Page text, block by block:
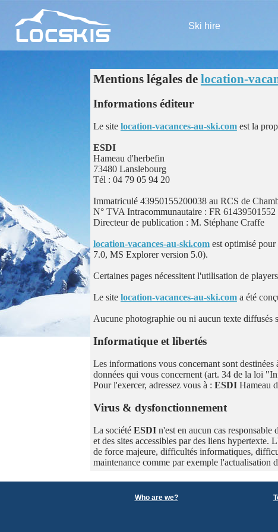
Ski hire
Mentions légales de location-
Informations éditeur
Le site location-vacances-au-ski.comest la
ESDI
Hameau d'herbefin
73480 Lanslebourg
Tél : 04 79 05 94 20
Immatriculé 43950155200038 au RCS de
N° TVA Intracommunautaire : FR 61439501552
Directeur de publication : M. Stéphane Craffe
location-vacances-au-ski.comest optimisé pour
7.0, MS Explorer version 5.0).
Certaines pages nécessitent l'utilisation de
Le site location-vacances-au-ski.coma été
Aucune photographie ou ni aucun texte diffusés
Informatique et libertés
Les informations vous concernant sont destinées
données qui vous concernent (art. 34 de la loi
Pour l'exercer, adressez vous à : ESDIHameau
Virus & dysfonctionnement
La société ESDIn'est en aucun cas responsable
et des sites accessibles par des liens
de force majeure, difficultés informatiques,
maintenance comme par exemple l'actualisation
Who are we?